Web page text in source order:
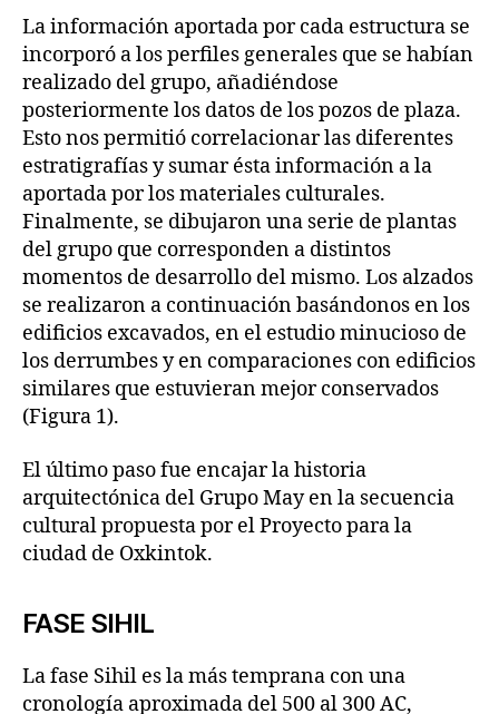
La información aportada por cada estructura se
incorporó a los perfiles generales que se habían
realizado del grupo, añadiéndose
posteriormente los datos de los pozos de plaza.
Esto nos permitió correlacionar las diferentes
estratigrafías y sumar ésta información a la
aportada por los materiales culturales.
Finalmente, se dibujaron una serie de plantas
del grupo que corresponden a distintos
momentos de desarrollo del mismo. Los alzados
se realizaron a continuación basándonos en los
edificios excavados, en el estudio minucioso de
los derrumbes y en comparaciones con edificios
similares que estuvieran mejor conservados
(Figura 1).
El último paso fue encajar la historia
arquitectónica del Grupo May en la secuencia
cultural propuesta por el Proyecto para la
ciudad de Oxkintok.
FASE SIHIL
La fase Sihil es la más temprana con una
cronología aproximada del 500 al 300 AC,